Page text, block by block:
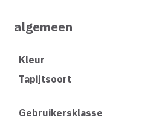
algemeen
Kleur
Tapijtsoort
Gebruikersklasse